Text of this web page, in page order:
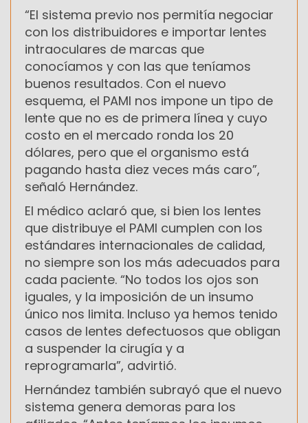
“El sistema previo nos permitía negociar
con los distribuidores e importar lentes
intraoculares de marcas que
conocíamos y con las que teníamos
buenos resultados. Con el nuevo
esquema, el PAMI nos impone un tipo de
lente que no es de primera línea y cuyo
costo en el mercado ronda los 20
dólares, pero que el organismo está
pagando hasta diez veces más caro”,
señaló Hernández.
El médico aclaró que, si bien los lentes
que distribuye el PAMI cumplen con los
estándares internacionales de calidad,
no siempre son los más adecuados para
cada paciente. “No todos los ojos son
iguales, y la imposición de un insumo
único nos limita. Incluso ya hemos tenido
casos de lentes defectuosos que obligan
a suspender la cirugía y a
reprogramarla”, advirtió.
Hernández también subrayó que el nuevo
sistema genera demoras para los